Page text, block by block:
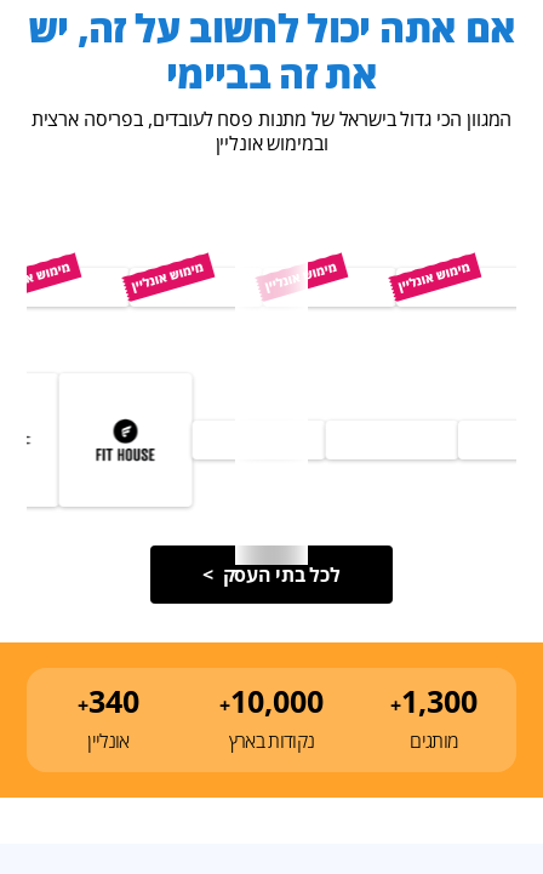
אם אתה יכול לחשוב על זה, יש
את זה בביימי
המגוון הכי גדול בישראל של מתנות פסח לעובדים, בפריסה ארצית
ובמימוש אונליין
לכל בתי העסק >
1,300
+
מותגים
10,000
+
נקודות בארץ
340
+
אונליין